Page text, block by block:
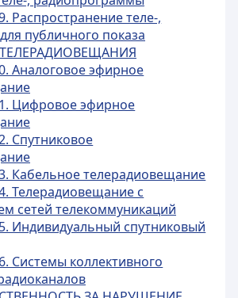
Распространение теле-,
публичного показа
ТЕЛЕРАДИОВЕЩАНИЯ
Аналоговое эфирное
Цифровое эфирное
Спутниковое
Кабельное телерадиовещание
Телерадиовещание с
сетей телекоммуникаций
Индивидуальный спутниковый
Системы коллективного